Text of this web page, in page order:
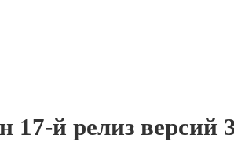
й релиз версий